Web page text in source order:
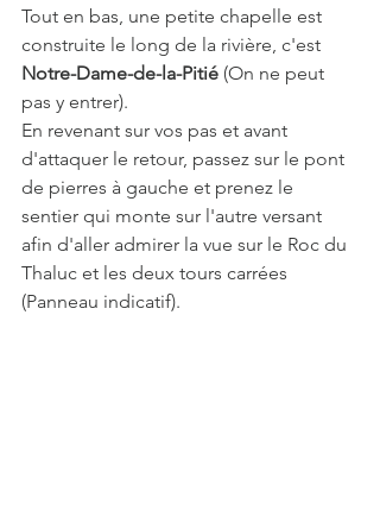
Tout en bas, une petite chapelle est
construite le long de la rivière, c'est
Notre-Dame-de-la-Pitié (On ne peut
pas y entrer).
En revenant sur vos pas et avant
d'attaquer le retour, passez sur le pont
de pierres à gauche et prenez le
sentier qui monte sur l'autre versant
afin d'aller admirer la vue sur le Roc du
Thaluc et les deux tours carrées
(Panneau indicatif).